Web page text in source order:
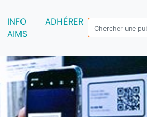
INFO
AIMS
ADHÉRER